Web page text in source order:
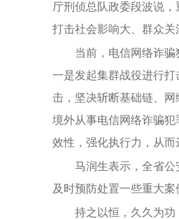
厅刑侦总队政委段波说
打击社会影响大、群众
当前，电信网络诈
一是发起集群战役进行
击，坚决斩断基础链、
境外从事电信网络诈骗
效性，强化执行力，从
马润生表示，全省
及时预防处置一些重大案
持之以恒，久久为功